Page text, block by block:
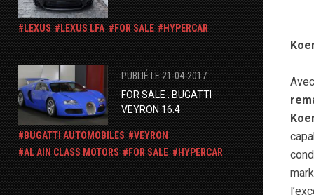
LEXUS LEXUS LFA FOR SALE HYPERCAR
PUBLIÉ LE 21-04-2017
FOR SALE : BUGATTI
VEYRON 16.4
BUGATTI AUTOMOBILES
VEYRON
AL AIN CLASS MOTORS
FOR SALE HYPERCAR